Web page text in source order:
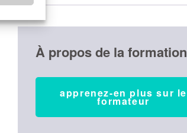
À propos de la formation
apprenez-en plus sur le
formateur